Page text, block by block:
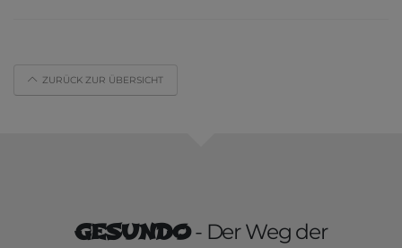
ZURÜCK ZUR ÜBERSICHT
GESUNDO- Der Weg der